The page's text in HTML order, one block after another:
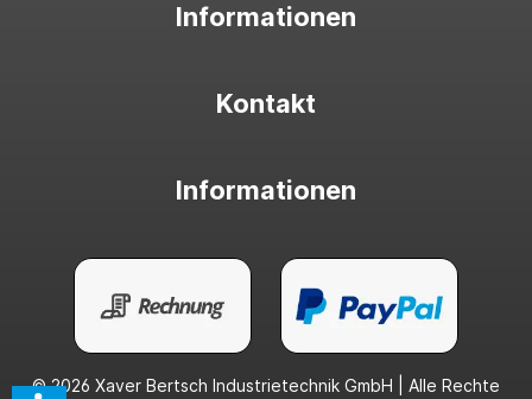
Informationen
Kontakt
Informationen
© 2026 Xaver Bertsch Industrietechnik GmbH | Alle Rechte